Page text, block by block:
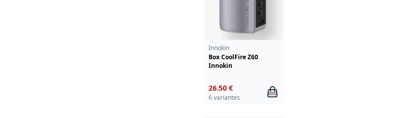
Innokin
Box CoolFire Z60
Innokin
26.50 €
6 variantes